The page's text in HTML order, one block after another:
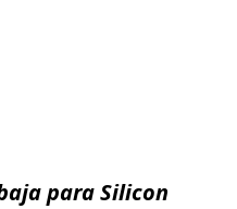
para Silicon